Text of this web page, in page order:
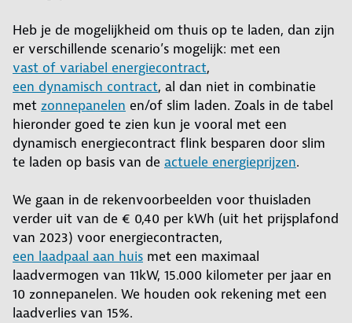
Heb je de mogelijkheid om thuis op te laden, dan zijn
er verschillende scenario’s mogelijk: met een
vast of variabel energiecontract,
een dynamisch contract, al dan niet in combinatie
met zonnepanelen en/of slim laden. Zoals in de tabel
hieronder goed te zien kun je vooral met een
dynamisch energiecontract flink besparen door slim
te laden op basis van de actuele energieprijzen.
We gaan in de rekenvoorbeelden voor thuisladen
verder uit van de € 0,40 per kWh (uit het prijsplafond
van 2023) voor energiecontracten,
een laadpaal aan huis met een maximaal
laadvermogen van 11kW, 15.000 kilometer per jaar en
10 zonnepanelen. We houden ook rekening met een
laadverlies van 15%.